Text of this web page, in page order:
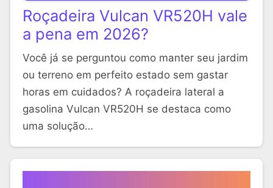
Roçadeira Vulcan VR520H vale
a pena em 2026?
Você já se perguntou como manter seu jardim
ou terreno em perfeito estado sem gastar
horas em cuidados? A roçadeira lateral a
gasolina Vulcan VR520H se destaca como
uma solução…